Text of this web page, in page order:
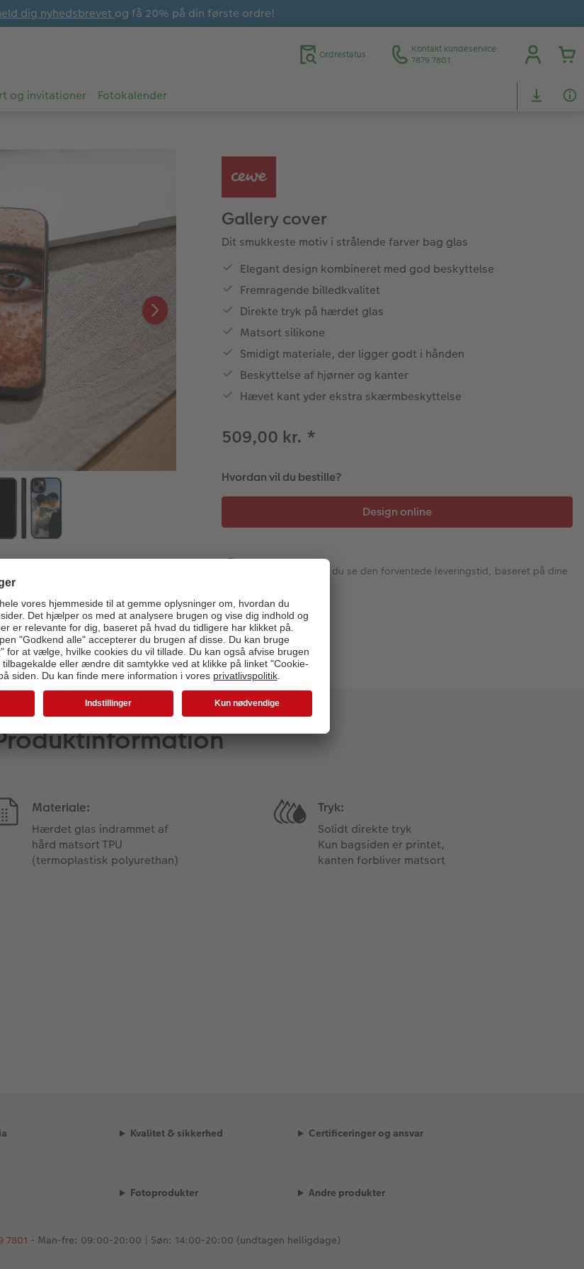
dig nyhedsbrevet og få 20% på din første ordre!
Ordrestatus
Kontakt kundeservice:
7879 7801
og invitationer Fotokalender
Gallery cover
Dit smukkeste motiv i strålende farver bag glas
Elegant design kombineret med god beskyttelse
Fremragende billedkvalitet
Direkte tryk på hærdet glas
Matsort silikone
Smidigt materiale, der ligger godt i hånden
Beskyttelse af hjørner og kanter
Hævet kant yder ekstra skærmbeskyttelse
509,00 kr. *
Hvordan vil du bestille?
I næste trin vil du se den forventede leveringstid, baseret på dine
Materiale:
Hærdet glas indrammet af
hård matsort TPU
(termoplastisk polyurethan)
Tryk:
Solidt direkte tryk
Kun bagsiden er printet,
kanten forbliver matsort
Kvalitet & sikkerhed Certificeringer og ansvar
Fotoprodukter Andre produkter
7801 - Man-fre: 09:00-20:00 | Søn: 14:00-20:00 (undtagen helligdage)